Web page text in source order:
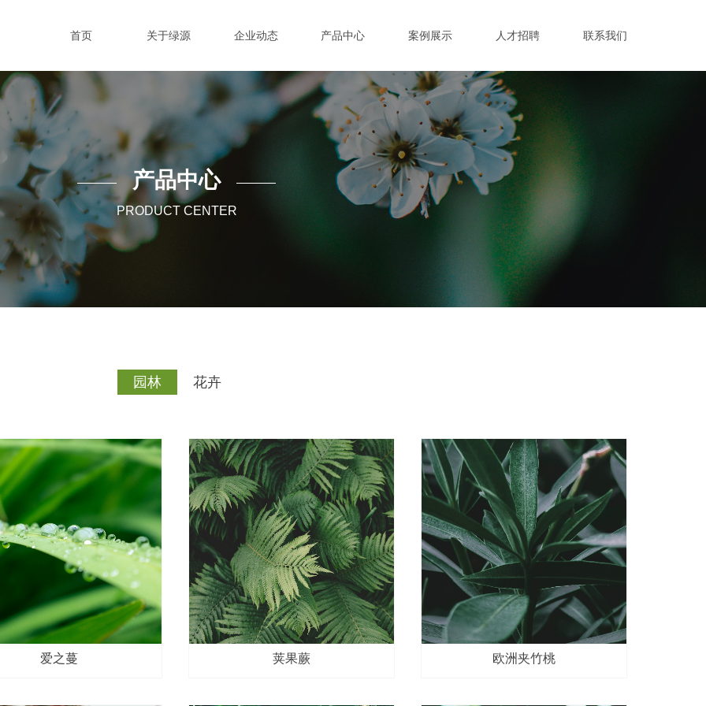
首页 关于绿源 企业动态 产品中心 案例展示 人才招聘 联系我们
产品中心
PRODUCT CENTER
园林 花卉
爱之蔓 荚果蕨 欧洲夹竹桃